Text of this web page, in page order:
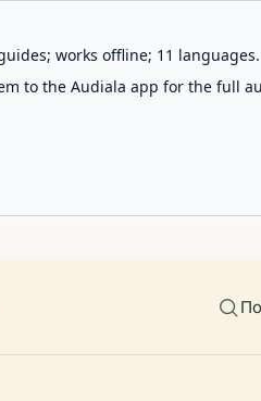
works offline; 11
to the Audiala app for the full